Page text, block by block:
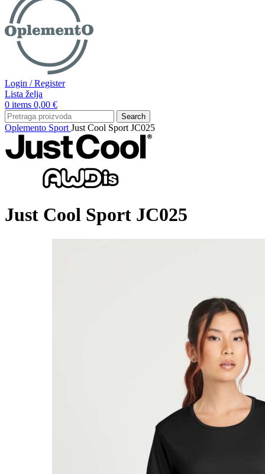
Login / Register
Lista želja
0 items 0,00 €
Search
Oplemento Sport Just Cool Sport JC025
Just Cool Sport JC025